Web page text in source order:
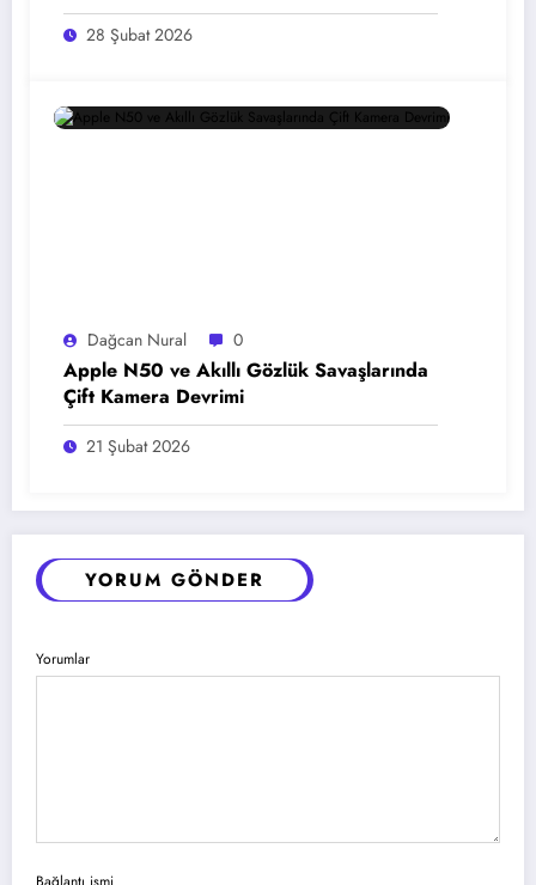
28 Şubat 2026
Dağcan Nural 0
Apple N50 ve Akıllı Gözlük Savaşlarında
Çift Kamera Devrimi
21 Şubat 2026
YORUM GÖNDER
Yorumlar